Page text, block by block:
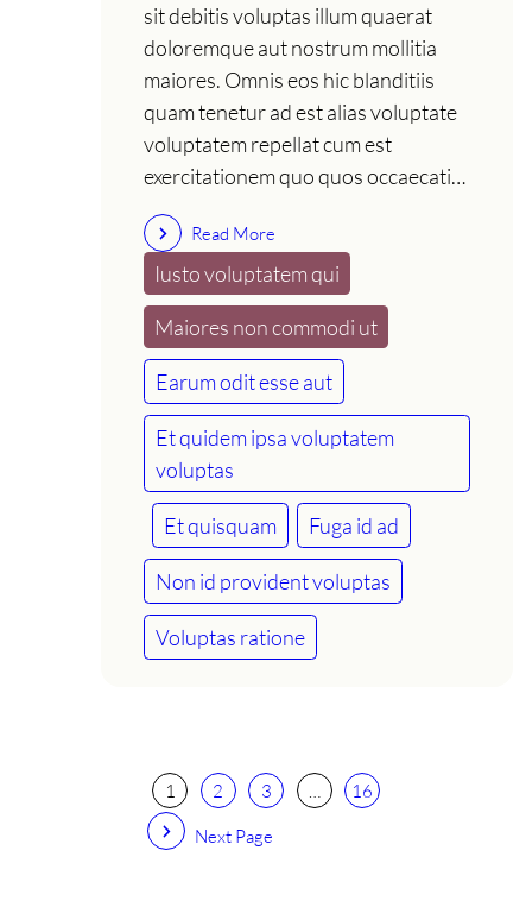
sit debitis voluptas illum quaerat
doloremque aut nostrum mollitia
maiores. Omnis eos hic blanditiis
quam tenetur ad est alias voluptate
voluptatem repellat cum est
exercitationem quo quos occaecati…
Read More
Iusto voluptatem qui
Maiores non commodi ut
Earum odit esse aut
Et quidem ipsa voluptatem
voluptas
Et quisquam Fuga id ad
Non id provident voluptas
Voluptas ratione
1 2 3 …
16
Next Page